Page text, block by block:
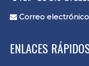
 Correo
ENLACES